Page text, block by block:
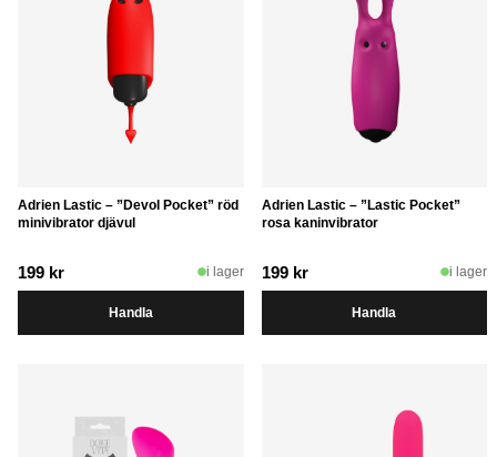
Adrien Lastic – ”Devol Pocket” röd
minivibrator djävul
199 kr i lager
Handla
Adrien Lastic – ”Lastic Pocket”
rosa kaninvibrator
199 kr i lager
Handla